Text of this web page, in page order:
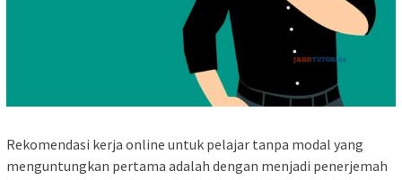
Rekomendasi kerja online untuk pelajar tanpa modal yang
menguntungkan pertama adalah dengan menjadi penerjemah